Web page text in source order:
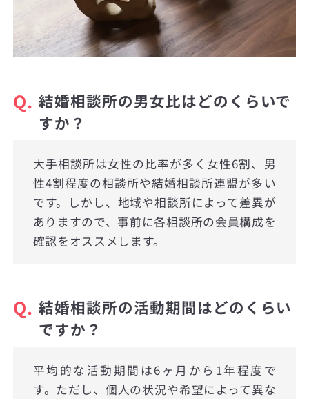
Q. 結婚相談所の男女比はどのくらいで
すか？
大手相談所は女性の比率が多く女性6割、男
性4割程度の相談所や結婚相談所連盟が多い
です。しかし、地域や相談所によって差異が
ありますので、事前に各相談所の会員構成を
確認をオススメします。
Q. 結婚相談所の活動期間はどのくらい
ですか？
平均的な活動期間は6ヶ月から1年程度で
す。ただし、個人の状況や希望によって異な